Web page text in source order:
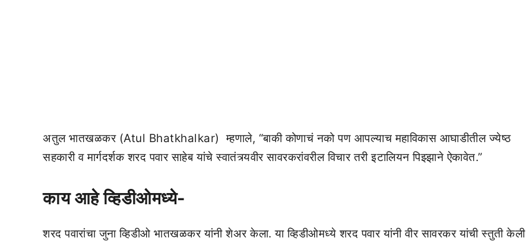
अतुल भातखळकर (Atul Bhatkhalkar) म्हणाले, “बाकी कोणाचं नको पण आपल्याच महाविकास आघाडीतील ज्येष्ठ
सहकारी व मार्गदर्शक शरद पवार साहेब यांचे स्वातंत्र्यवीर सावरकरांवरील विचार तरी इटालियन पिझ्झाने ऐकावेत.”
काय आहे व्हिडीओमध्ये-
शरद पवारांचा जुना व्हिडीओ भातखळकर यांनी शेअर केला. या व्हिडीओमध्ये शरद पवार यांनी वीर सावरकर यांची स्तुती केली